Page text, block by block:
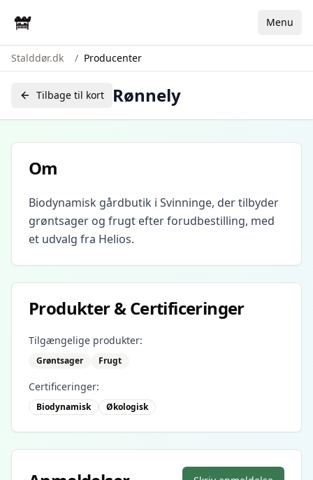
Menu
Stalddør.dk / Producenter
Tilbage til kort Rønnely
Om
Biodynamisk gårdbutik i Svinninge, der tilbyder
grøntsager og frugt efter forudbestilling, med
et udvalg fra Helios.
Produkter & Certificeringer
Tilgængelige produkter:
Grøntsager Frugt
Certificeringer:
Biodynamisk Økologisk